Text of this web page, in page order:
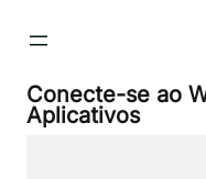
para
conteúdo
Conecte-se ao
Aplicativos